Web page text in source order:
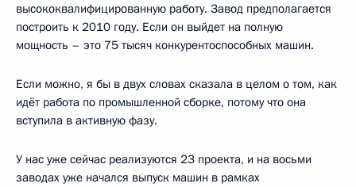
высококвалифицированную работу. Завод предполагается
построить к 2010 году. Если он выйдет на полную
мощность – это 75 тысяч конкурентоспособных машин.
Если можно, я бы в двух словах сказала в целом о том, как
идёт работа по промышленной сборке, потому что она
вступила в активную фазу.
У нас уже сейчас реализуются 23 проекта, и на восьми
заводах уже начался выпуск машин в рамках